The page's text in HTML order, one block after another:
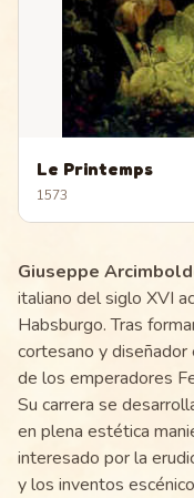
Le Printemps
1573
Giuseppe
italiano del siglo XVI
Habsburgo. Tras
cortesano y diseñador
de los emperadores
Su carrera se
en plena estética
interesado por la
y los inventos